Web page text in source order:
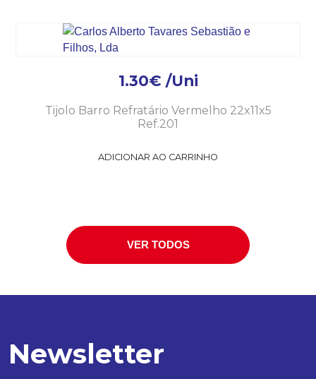
1.30€ /Uni
Tijolo Barro Refratário Vermelho 22x11x5
Ref.201
ADICIONAR AO CARRINHO
VER TODOS
Newsletter